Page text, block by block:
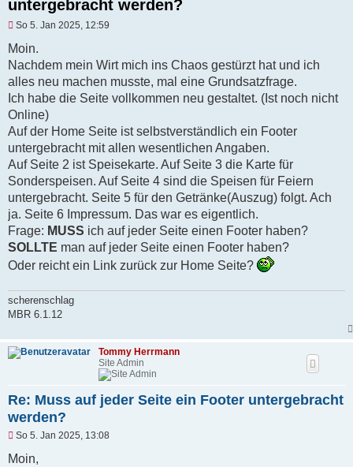
untergebracht werden?
U
g
e
l
e
e
n
e
r
B
e
i
t
a
g
So 5. Jan 2025, 12:59
Moin.
Nachdem mein Wirt mich ins Chaos gestürzt hat und ich
alles neu machen musste, mal eine Grundsatzfrage.
Ich habe die Seite vollkommen neu gestaltet. (Ist noch nicht
Online)
Auf der Home Seite ist selbstverständlich ein Footer
untergebracht mit allen wesentlichen Angaben.
Auf Seite 2 ist Speisekarte. Auf Seite 3 die Karte für
Sonderspeisen. Auf Seite 4 sind die Speisen für Feiern
untergebracht. Seite 5 für den Getränke(Auszug) folgt. Ach
ja. Seite 6 Impressum. Das war es eigentlich.
Frage: MUSS ich auf jeder Seite einen Footer haben?
SOLLTE man auf jeder Seite einen Footer haben?
Oder reicht ein Link zurück zur Home Seite?
scherenschlag
MBR 6.1.12
Tommy Herrmann
Site Admin
Re: Muss auf jeder Seite ein Footer untergebracht
werden?
U
g
So 5. Jan 2025, 13:08
Moin,